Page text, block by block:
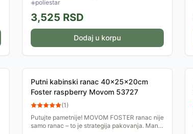
◈poliestar
3,525 RSD
Dodaj u korpu
Putni kabinski ranac 40x25x20cm
Foster raspberry Movom 53727
(1)
Putujte pametnije! MOVOM FOSTER ranac nije
samo ranac – to je strategija pakovanja. Manje